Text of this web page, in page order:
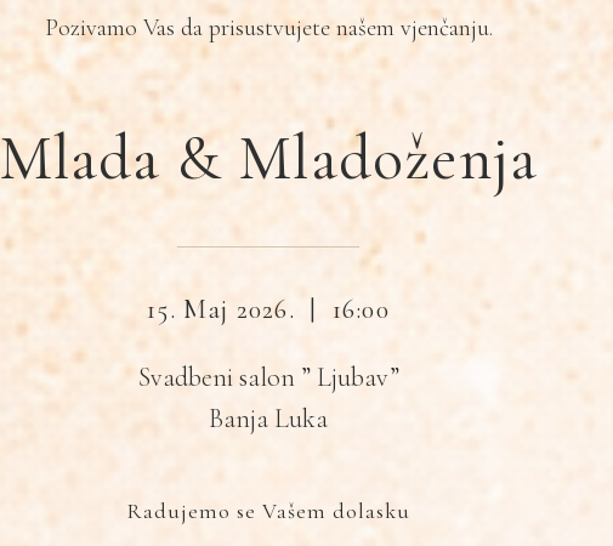
Pozivamo Vas da prisustvujete našem vjenčanju.
Mlada & Mladoženja
15. Maj 2026. | 16:00
Svadbeni salon ” Ljubav”
Banja Luka
Radujemo se Vašem dolasku